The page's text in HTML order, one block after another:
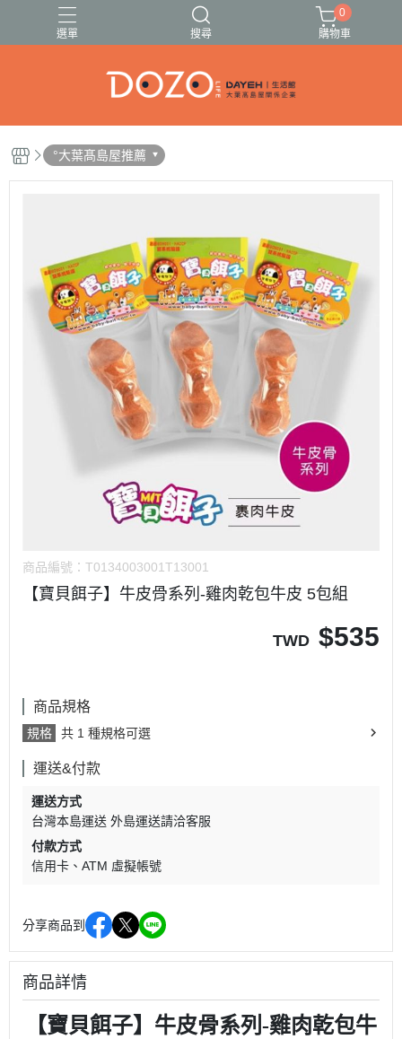
選單 搜尋
0
購物車
°大葉髙島屋推薦
商品編號： T0134003001T13001
【寶貝餌子】牛皮骨系列-雞肉乾包牛皮 5包組
TWD $535
商品規格
規格 共 1 種規格可選
運送&付款
運送方式
台灣本島運送 外島運送請洽客服
付款方式
信用卡
ATM 虛擬帳號
分享商品到
商品詳情
【寶貝餌子】牛皮骨系列-雞肉乾包牛